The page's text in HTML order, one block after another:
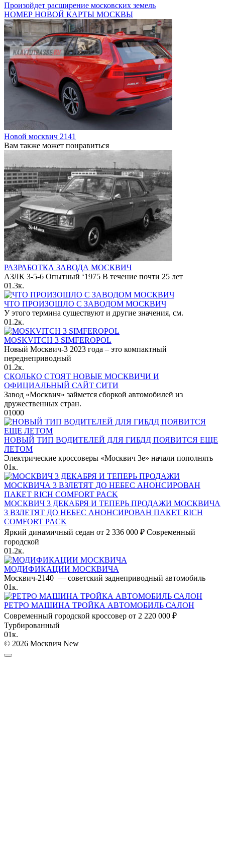
Произойдет расширение московских земель
НОМЕР НОВОЙ КАРТЫ МОСКВЫ
Новой москвич 2141
Вам также может понравиться
РАЗРАБОТКА ЗАВОДА МОСКВИЧ
АЗЛК 3-5-6 Опытный ‘1975 В течение почти 25 лет
01.3к.
ЧТО ПРОИЗОШЛО С ЗАВОДОМ МОСКВИЧ
У этого термина существуют и другие значения, см.
01.2к.
MOSKVITCH 3 SIMFEROPOL
Новый Москвич-3 2023 года – это компактный
переднеприводный
01.2к.
СКОЛЬКО СТОЯТ НОВЫЕ МОСКВИЧИ И
ОФИЦИАЛЬНЫЙ САЙТ СИТИ
Завод «Москвич» займется сборкой автомобилей из
дружественных стран.
01000
НОВЫЙ ТИП ВОДИТЕЛЕЙ ДЛЯ ГИБДД ПОЯВИТСЯ ЕЩЕ
ЛЕТОМ
Электрические кроссоверы «Москвич 3е» начали пополнять
01к.
МОСКВИЧ 3 ДЕКАБРЯ И ТЕПЕРЬ ПРОДАЖИ МОСКВИЧА
3 ВЗЛЕТЯТ ДО НЕБЕС АНОНСИРОВАН ПАКЕТ RICH
COMFORT PACK
Яркий динамичный седан от 2 336 000 ₽ Современный
городской
01.2к.
МОДИФИКАЦИИ МОСКВИЧА
Москвич-2140 — советский заднеприводный автомобиль
01к.
РЕТРО МАШИНА ТРОЙКА АВТОМОБИЛЬ САЛОН
Современный городской кроссовер от 2 220 000 ₽
Турбированный
01к.
© 2026 Москвич New